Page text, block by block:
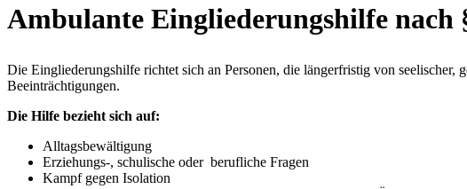
Ambulante Eingliederungshilfe nach
Die Eingliederungshilfe richtet sich an Personen, die längerfristig von
Beeinträchtigungen.
Die Hilfe bezieht sich auf:
Alltagsbewältigung
Erziehungs-, schulische oder berufliche Fragen
Kampf gegen Isolation